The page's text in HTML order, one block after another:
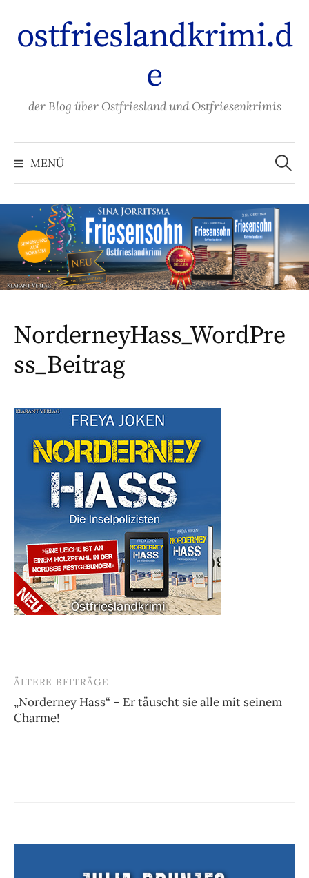
Inhalt
überspringen
ostfrieslandkrimi.d
e
der Blog über Ostfriesland und Ostfriesenkrimis
MENÜ
Suchen
nach:
NorderneyHass_WordPre
ss_Beitrag
Beitragsnavigation
ÄLTERE BEITRÄGE
„Norderney Hass“ – Er täuscht sie alle mit seinem
Charme!